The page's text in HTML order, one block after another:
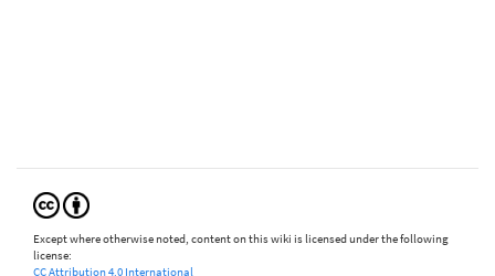
Except where otherwise noted, content on this wiki is licensed under the following
license:
CC Attribution 4.0 International